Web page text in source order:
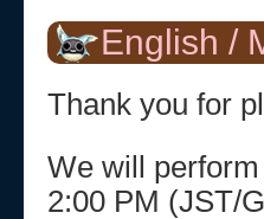
English /
Thank you for
We will
2:00 PM (JST/